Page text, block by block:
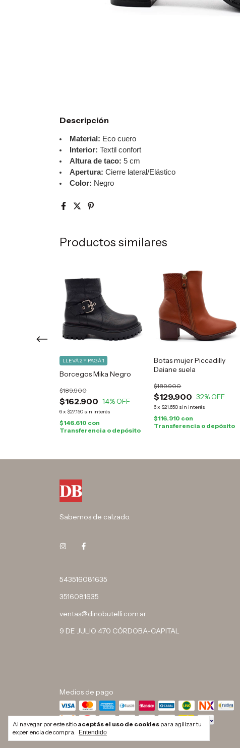
Al navegar por este sitio aceptás el uso de cookies para agilizar tu
experiencia de compra.
Entendido
Descripción
Material: Eco cuero
Interior: Textil confort
Altura de taco: 5 cm
Apertura: Cierre lateral/Elástico
Color: Negro
Productos similares
Borcegos Mika Negro
$162.900
$189.900
14% OFF
6x $27.150 sin interés
LLEVÁ 2 Y PAGÁ 1
$146.610 con
Transferencia o depósito
Botas mujer Piccadilly
Daiane suela
$129.900
$189.900
32% OFF
6x $21.650 sin interés
$116.910 con
Transferencia o depósito
Sabemos de calzado.
543516081635
3516081635
ventas@dinobutelli.com.ar
9 DE JULIO 470 CÓRDOBA-CAPITAL
Medios de pago